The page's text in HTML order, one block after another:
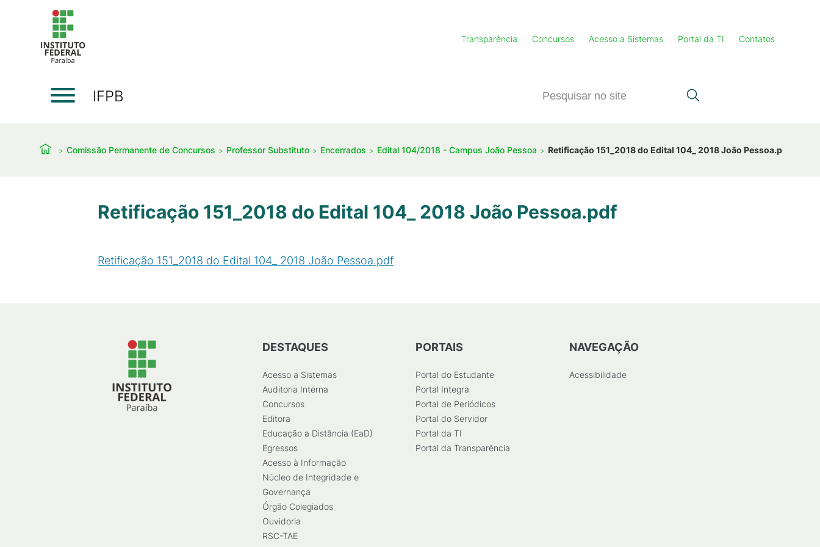
Transparência Concursos Acesso a Sistemas Portal da TI Contatos
IFPB
Comissão Permanente de Concursos Professor Substituto Encerrados Edital 104/2018 - Campus João Pessoa Retificação 151_2018 do Edital 104_ 2018 João Pessoa.pdf
Retificação 151_2018 do Edital 104_ 2018 João Pessoa.pdf
Retificação 151_2018 do Edital 104_ 2018 João Pessoa.pdf
DESTAQUES
Acesso a Sistemas
Auditoria Interna
Concursos
Editora
Educação a Distância (EaD)
Egressos
Acesso à Informação
Núcleo de Integridade e
Governança
Órgão Colegiados
Ouvidoria
RSC-TAE
PORTAIS
Portal do Estudante
Portal Integra
Portal de Periódicos
Portal do Servidor
Portal da TI
Portal da Transparência
NAVEGAÇÃO
Acessibilidade